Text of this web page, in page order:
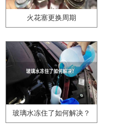
火花塞更换周期
玻璃水冻住了如何解决？